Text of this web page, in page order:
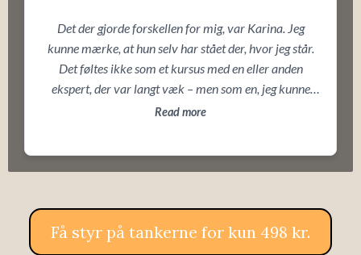
Det der gjorde forskellen for mig, var Karina. Jeg
kunne mærke, at hun selv har stået der, hvor jeg står.
Det føltes ikke som et kursus med en eller anden
ekspert, der var langt væk – men som en, jeg kunne
spejle mig i. Hun er ærlig og direkte, og det ramte mig
Read more
Få styr på tankerne for kun 498 kr.